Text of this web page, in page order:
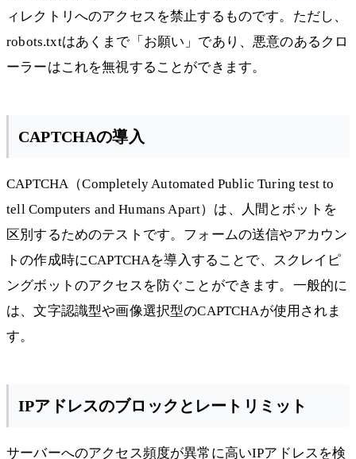
ィレクトリへのアクセスを禁止するものです。ただし、
robots.txtはあくまで「お願い」であり、悪意のあるクロ
ーラーはこれを無視することができます。
CAPTCHAの導入
CAPTCHA（Completely Automated Public Turing test to
tell Computers and Humans Apart）は、人間とボットを
区別するためのテストです。フォームの送信やアカウン
トの作成時にCAPTCHAを導入することで、スクレイピ
ングボットのアクセスを防ぐことができます。一般的に
は、文字認識型や画像選択型のCAPTCHAが使用されま
す。
IPアドレスのブロックとレートリミット
サーバーへのアクセス頻度が異常に高いIPアドレスを検